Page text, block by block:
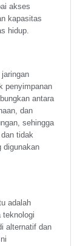
akses
kapasitas
hidup.
penyimpanan
antara
dan
sehingga
tidak
digunakan
adalah
teknologi
alternatif dan